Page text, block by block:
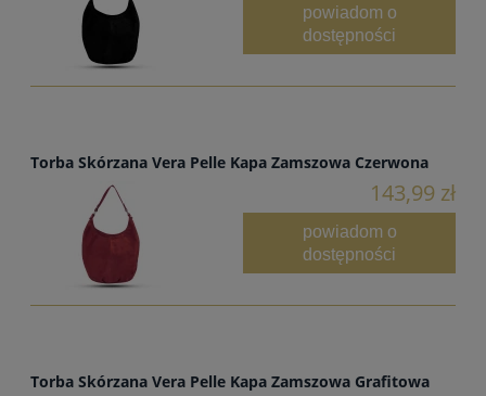
powiadom o
dostępności
Torba Skórzana Vera Pelle Kapa Zamszowa Czerwona
143,99 zł
powiadom o
dostępności
Torba Skórzana Vera Pelle Kapa Zamszowa Grafitowa